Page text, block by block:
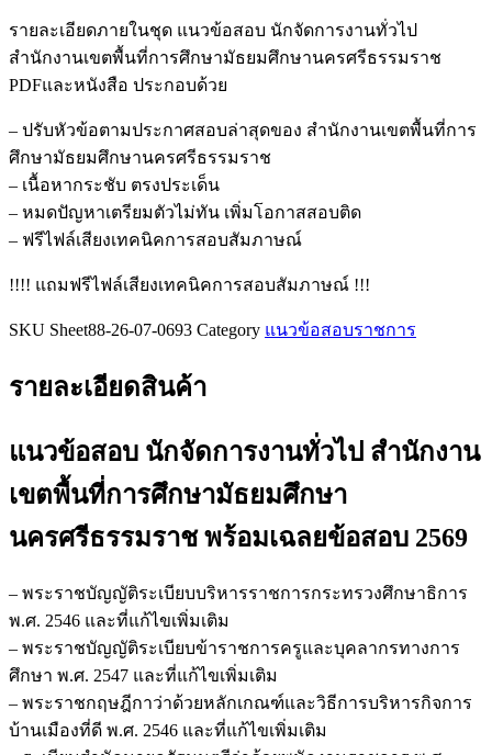
นัก
จัดการ
งาน
ทั่วไป
สำนักงาน
เขต
พื้นที่
การ
มัธยมศึกษา
รายละเอียดภายในชุด แนวข้อสอบ นักจัดการงานทั่วไป
สำนักงานเขตพื้นที่การศึกษามัธยมศึกษานครศรีธรรมราช
PDFและหนังสือ ประกอบด้วย
– ปรับหัวข้อตามประกาศสอบล่าสุดของ สำนักงานเขตพื้นที่การ
ศึกษามัธยมศึกษานครศรีธรรมราช
– เนื้อหากระชับ ตรงประเด็น
– หมดปัญหาเตรียมตัวไม่ทัน เพิ่มโอกาสสอบติด
– ฟรีไฟล์เสียงเทคนิคการสอบสัมภาษณ์
!!!! แถมฟรีไฟล์เสียงเทคนิคการสอบสัมภาษณ์ !!!
SKU Sheet88-26-07-0693 Category แนวข้อสอบราชการ
รายละเอียดสินค้า
แนวข้อสอบ นักจัดการงานทั่วไป สำนักงาน
เขตพื้นที่การศึกษามัธยมศึกษา
นครศรีธรรมราชพร้อมเฉลยข้อสอบ 2569
– พระราชบัญญัติระเบียบบริหารราชการกระทรวงศึกษาธิการ
พ.ศ. 2546 และที่แก้ไขเพิ่มเติม
– พระราชบัญญัติระเบียบข้าราชการครูและบุคลากรทางการ
ศึกษา พ.ศ. 2547 และที่แก้ไขเพิ่มเติม
– พระราชกฤษฎีกาว่าด้วยหลักเกณฑ์และวิธีการบริหารกิจการ
บ้านเมืองที่ดี พ.ศ. 2546 และที่แก้ไขเพิ่มเติม